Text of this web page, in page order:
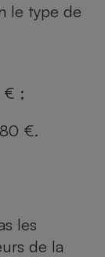
le type de
€ ;
€.
les
de la